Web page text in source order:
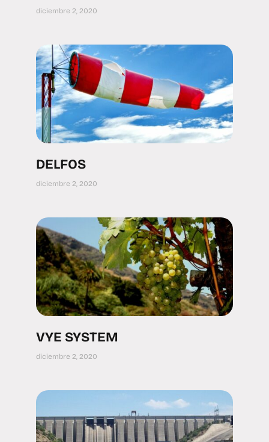
diciembre 2, 2020
DELFOS
diciembre 2, 2020
VYE SYSTEM
diciembre 2, 2020